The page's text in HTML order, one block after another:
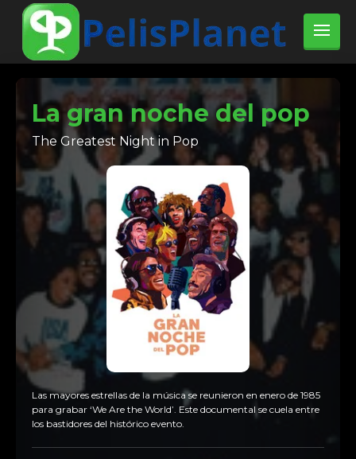
La gran noche del pop
The Greatest Night in Pop
Las mayores estrellas de la música se reunieron en enero de 1985
para grabar ‘We Are the World’. Este documental se cuela entre
los bastidores del histórico evento.